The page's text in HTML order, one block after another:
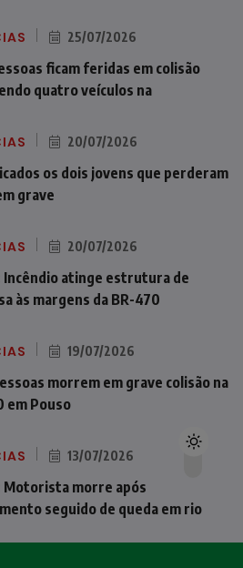
25/07/2026
ficam feridas em colisão
quatro veículos na
20/07/2026
os dois jovens que perderam
grave
20/07/2026
Incêndio atinge estrutura de
às margens da BR-470
19/07/2026
morrem em grave colisão na
em Pouso
13/07/2026
Motorista morre após
seguido de queda em rio